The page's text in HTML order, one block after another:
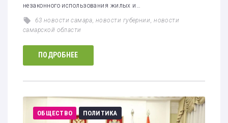
незаконного использования жилых и…
63 новости самара,новости губернии,новости
самарской области
ПОДРОБНЕЕ
ОБЩЕСТВО ПОЛИТИКА